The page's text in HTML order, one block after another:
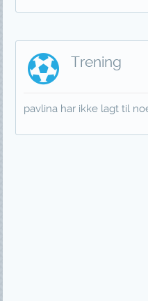
Trening
pavlina har ikke lagt til